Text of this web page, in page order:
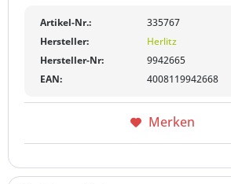
Artikel-Nr.:
335767
Hersteller:
Herlitz
Hersteller-Nr:
9942665
EAN:
4008119942668
Merken